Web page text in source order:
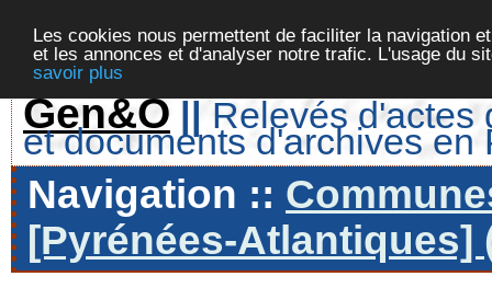
Les cookies nous permettent de faciliter la navigation
et les annonces et d'analyser notre trafic. L'usage du
savoir plus
Gen&O || Relevés d'actes
et documents d'archives en
Navigation ::
[Pyrénées-Atlantiques]